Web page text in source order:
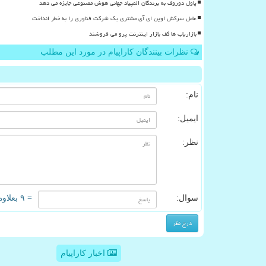
پاول دوروف به برندگان المپیاد جهانی هوش مصنوعی جایزه می دهد
عامل سرکش اوپن ای آی مشتری یک شرکت فناوری را به خطر انداخت
بازاریاب ها کف بازار اینترنت پرو می فروشند
نظرات بینندگان کاراپیام در مورد این مطلب
نام:
ایمیل:
نظر:
سوال: = ۹ بعلاوه ۱
اخبار کاراپیام